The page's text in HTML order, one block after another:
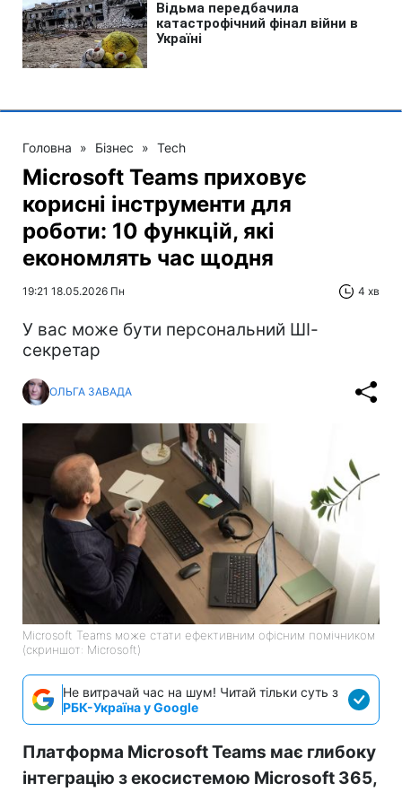
Головна » Бізнес » Tech
Microsoft Teams приховує
корисні інструменти для
роботи: 10 функцій, які
економлять час щодня
19:21 18.05.2026 Пн 4 хв
У вас може бути персональний ШІ-
секретар
ОЛЬГА ЗАВАДА
Microsoft Teams може стати ефективним офісним помічником
(скриншот: Microsoft)
Не витрачай час на шум! Читай тільки суть з
РБК-Україна у Google
Платформа Microsoft Teams має глибоку
інтеграцію з екосистемою Microsoft 365,